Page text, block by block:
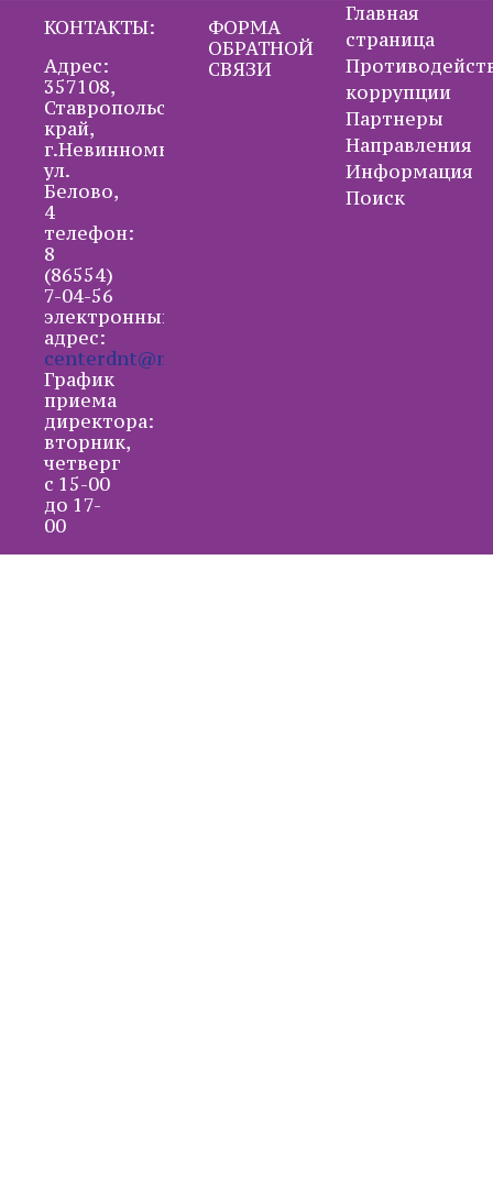
КОНТАКТЫ:
Адрес:
357108,
Ставропольский
край,
г.Невинномысск,
ул.
Белово,
4
телефон:
8
(86554)
7-04-56
электронный
адрес:
centerdnt@mail.ru
График
приема
директора:
вторник,
четверг
с 15-00
до 17-
00
ФОРМА
ОБРАТНОЙ
СВЯЗИ
Главная
страница
коррупции
Партнеры
Направления
Информация
Поиск